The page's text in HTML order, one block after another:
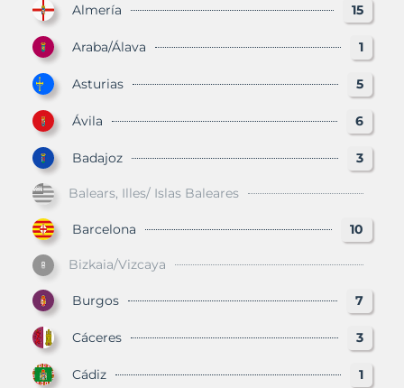
Almería 15
Araba/Álava 1
Asturias 5
Ávila 6
Badajoz 3
Balears, Illes/ Islas Baleares
Barcelona 10
Bizkaia/Vizcaya
Burgos 7
Cáceres 3
Cádiz 1